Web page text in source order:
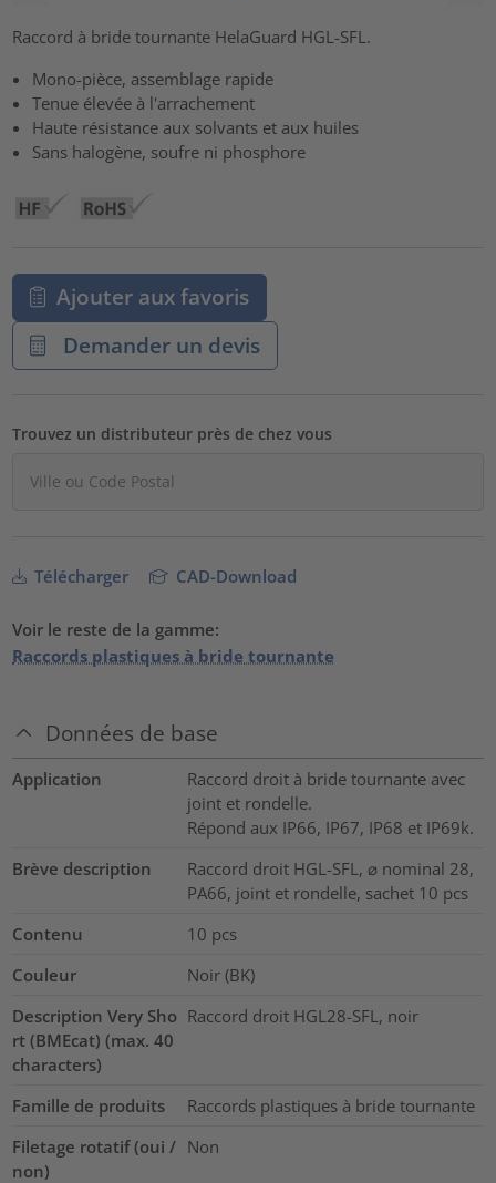
Raccord à bride tournante HelaGuard HGL-SFL.
Mono-pièce, assemblage rapide
Tenue élevée à l'arrachement
Haute résistance aux solvants et aux huiles
Sans halogène, soufre ni phosphore
Ajouter aux favoris
Demander un devis
Trouvez un distributeur près de chez vous
Télécharger CAD-Download
Voir le reste de la gamme:
Raccords plastiques à bride tournante
Données de base
Application
Raccord droit à bride tournante avec
joint et rondelle.
Répond aux IP66, IP67, IP68 et IP69k.
Brève description
Raccord droit HGL-SFL, ⌀ nominal 28,
PA66, joint et rondelle, sachet 10 pcs
Contenu
10 pcs
Couleur
Noir (BK)
Description Very Sho
rt (BMEcat) (max. 40
characters)
Raccord droit HGL28-SFL, noir
Famille de produits
Raccords plastiques à bride tournante
Filetage rotatif (oui /
non)
Non